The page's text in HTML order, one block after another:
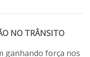
NO TRÂNSITO
ganhando força nos